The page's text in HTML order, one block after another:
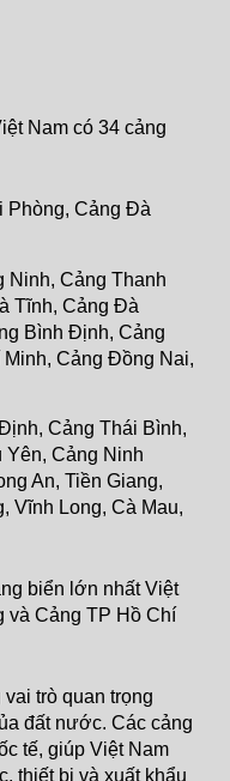
Nam có 34 cảng
Phòng, Cảng Đà
Ninh, Cảng Thanh
Tĩnh, Cảng Đà
Bình Định, Cảng
Cảng Đồng Nai,
Cảng Thái Bình,
Yên, Cảng Ninh
An, Tiền Giang,
Vĩnh Long, Cà Mau,
biển lớn nhất Việt
và Cảng TP Hồ Chí
trò quan trọng
đất nước. Các cảng
tế, giúp Việt Nam
thiết bị và xuất khẩu